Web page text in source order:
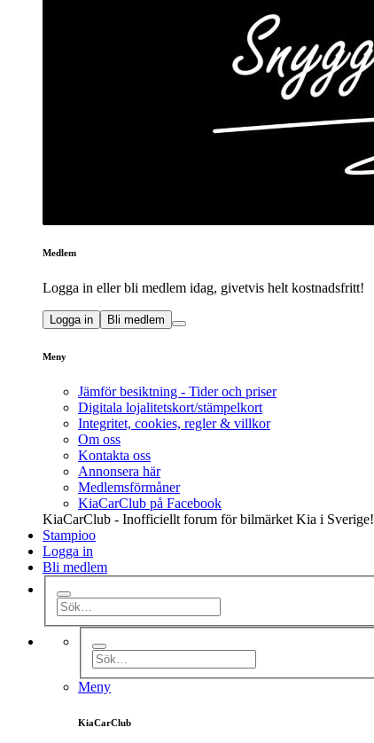
Medlem
Logga in eller bli medlem idag, givetvis helt kostnadsfritt!
Logga in Bli medlem
Meny
Jämför besiktning - Tider och priser
Digitala lojalitetskort/stämpelkort
Integritet, cookies, regler & villkor
Om oss
Kontakta oss
Annonsera här
Medlemsförmåner
KiaCarClub på Facebook
KiaCarClub - Inofficiellt forum för bilmärket Kia i Sverige!
Stampioo
Logga in
Bli medlem
Meny
KiaCarClub